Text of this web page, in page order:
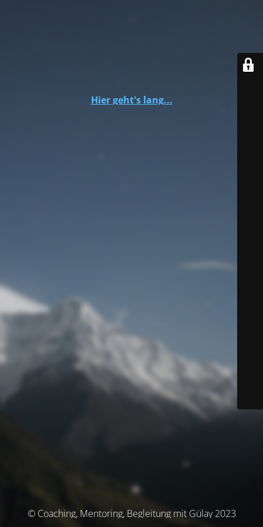
Hier geht's lang...
© Coaching, Mentoring, Begleitung mit Gülay 2023